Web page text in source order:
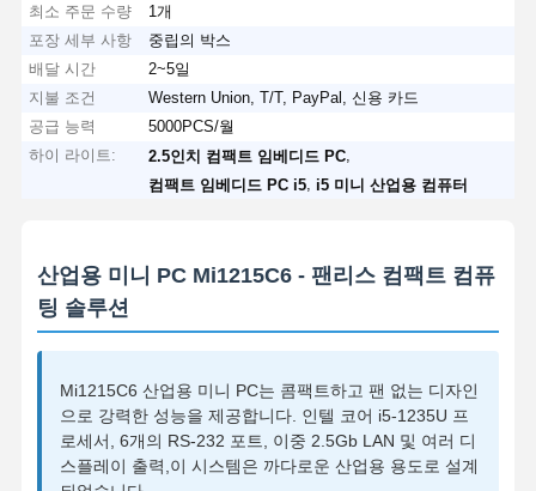
최소 주문 수량
1개
포장 세부 사항
중립의 박스
배달 시간
2~5일
지불 조건
Western Union, T/T, PayPal, 신용 카드
공급 능력
5000PCS/월
하이 라이트:
2.5인치 컴팩트 임베디드 PC
컴팩트 임베디드 PC i5 i5 미니 산업용 컴퓨터
산업용 미니 PC Mi1215C6 - 팬리스 컴팩트 컴퓨
팅 솔루션
Mi1215C6 산업용 미니 PC는 콤팩트하고 팬 없는 디자인
으로 강력한 성능을 제공합니다. 인텔 코어 i5-1235U 프
로세서, 6개의 RS-232 포트, 이중 2.5Gb LAN 및 여러 디
스플레이 출력,이 시스템은 까다로운 산업용 용도로 설계